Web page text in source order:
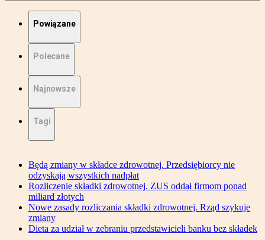
Powiązane
Polecane
Najnowsze
Tagi
Będą zmiany w składce zdrowotnej. Przedsiębiorcy nie
odzyskają wszystkich nadpłat
Rozliczenie składki zdrowotnej. ZUS oddał firmom ponad
miliard złotych
Nowe zasady rozliczania składki zdrowotnej. Rząd szykuje
zmiany
Dieta za udział w zebraniu przedstawicieli banku bez składek